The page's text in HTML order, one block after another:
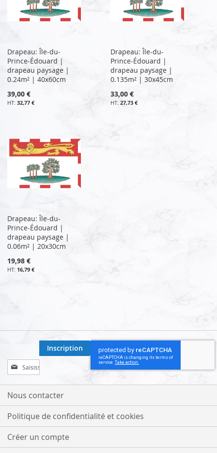
Drapeau: Île-du-
Prince-Édouard |
drapeau paysage |
0.24m² | 40x60cm
39,00 €
32,77 €
Drapeau: Île-du-
Prince-Édouard |
drapeau paysage |
0.135m² | 30x45cm
33,00 €
27,73 €
Drapeau: Île-du-
Prince-Édouard |
drapeau paysage |
0.06m² | 20x30cm
19,98 €
16,79 €
Inscription
à
notre
lettre
:
Inscription
Nous contacter
Politique de confidentialité et cookies
Créer un compte